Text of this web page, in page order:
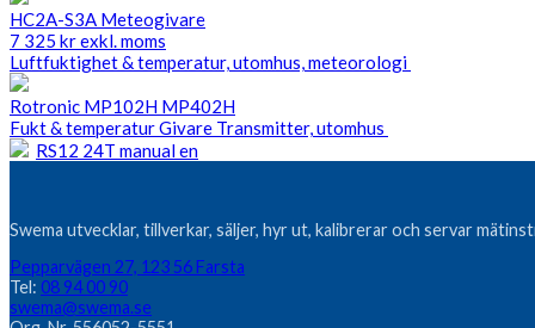
HC2A-S3A Meteogivare
7 325 krexkl. moms
Luftfuktighet & temperatur, utomhus, meteorologi
Rotronic MP102H MP402H
Fukt & temperatur Givare Transmitter, utomhus
RS12 24T manual en
Swema utvecklar, tillverkar, säljer, hyr ut, kalibrerar och servar
Pepparvägen 27, 123 56 Farsta
Tel: 08 94 00 90
swema@swema.se